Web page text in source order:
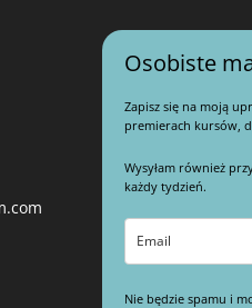
Osobiste
Zapisz się na moją
premierach kursów,
Wysyłam również
każdy tydzień.
Nie będzie spamu i